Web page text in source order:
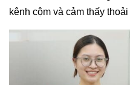
kênh cộm và cảm thấy thoải